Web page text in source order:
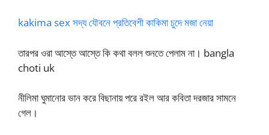
kakima sex সদ্য যৌবনে প্রতিবেশী কাকিমা চুদে মজা নেয়া
তারপর ওরা আস্তে আস্তে কি কথা বলল শুনতে পেলাম না। bangla
choti uk
নীলিমা ঘুমানোর ভান করে বিছানায় পরে রইল আর কবিতা দরজার সামনে
গেল।